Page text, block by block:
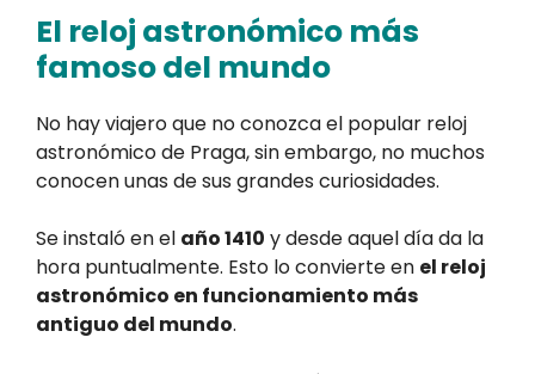
El reloj astronómico más
famoso del mundo
No hay viajero que no conozca el popular reloj
astronómico de Praga, sin embargo, no muchos
conocen unas de sus grandes curiosidades.
Se instaló en el año 1410 y desde aquel día da la
hora puntualmente. Esto lo convierte en el reloj
astronómico en funcionamiento más
antiguo del mundo.